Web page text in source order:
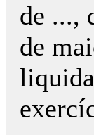
de ...,
de